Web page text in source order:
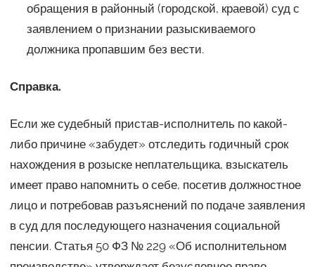
обращения в районный (городской, краевой) суд с
заявлением о признании разыскиваемого
должника пропавшим без вести.
Справка.
Если же судебный пристав-исполнитель по какой-
либо причине «забудет» отследить годичный срок
нахождения в розыске неплательщика, взыскатель
имеет право напомнить о себе, посетив должностное
лицо и потребовав разъяснений по подаче заявления
в суд для последующего назначения социальной
пенсии. Статья 50 ФЗ № 229 «Об исполнительном